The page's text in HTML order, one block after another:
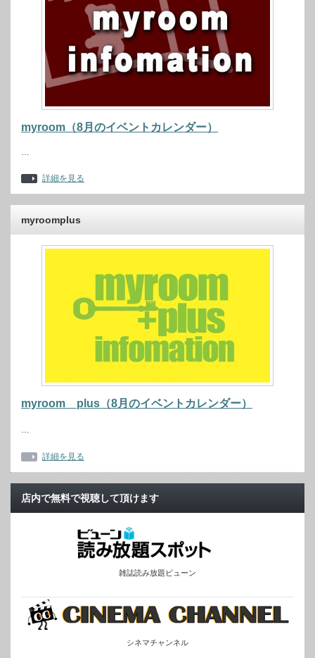
myroom（8月のイベントカレンダー）
…
詳細を見る
myroomplus
myroom plus（8月のイベントカレンダー）
…
詳細を見る
店内で無料で視聴して頂けます
雑誌読み放題ビューン
シネマチャンネル